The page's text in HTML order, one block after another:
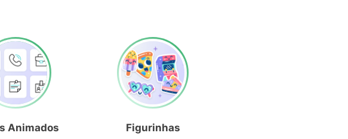
Animados Figurinhas